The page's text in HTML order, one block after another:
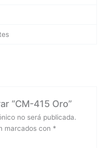
“CM-415 Oro”
no será publicada.
marcados con *